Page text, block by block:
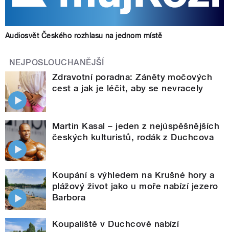
Audiosvět Českého rozhlasu na jednom místě
NEJPOSLOUCHANĚJŠÍ
Zdravotní poradna: Záněty močových
cest a jak je léčit, aby se nevracely
Martin Kasal – jeden z nejúspěšnějších
českých kulturistů, rodák z Duchcova
Koupání s výhledem na Krušné hory a
plážový život jako u moře nabízí jezero
Barbora
Koupaliště v Duchcově nabízí